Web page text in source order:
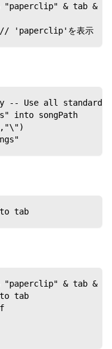
& tab &
'paperclip'を表示
-- Use all standard
into songPath
tab
& tab &
tab